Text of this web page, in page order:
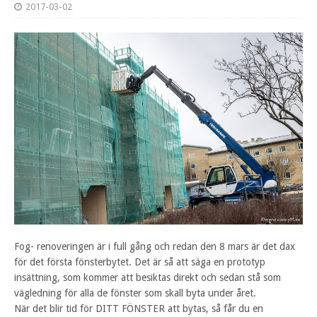
2017-03-02
Fog- renoveringen är i full gång och redan den 8 mars är det dax
för det första fönsterbytet. Det är så att säga en prototyp
insättning, som kommer att besiktas direkt och sedan stå som
vägledning för alla de fönster som skall byta under året.
När det blir tid för DITT FÖNSTER att bytas, så får du en